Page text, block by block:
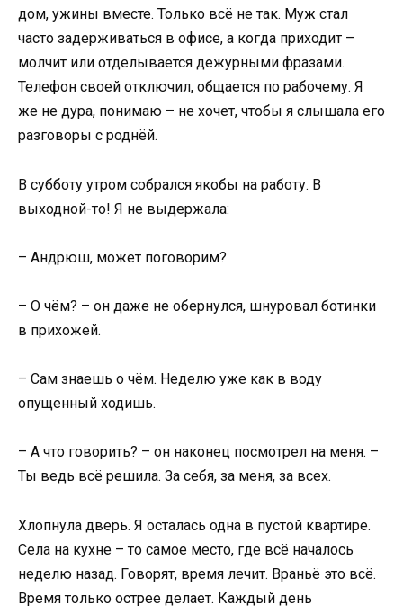
дом, ужины вместе. Только всё не так. Муж стал
часто задерживаться в офисе, а когда приходит –
молчит или отделывается дежурными фразами.
Телефон своей отключил, общается по рабочему. Я
же не дура, понимаю – не хочет, чтобы я слышала его
разговоры с роднёй.
В субботу утром собрался якобы на работу. В
выходной-то! Я не выдержала:
– Андрюш, может поговорим?
– О чём? – он даже не обернулся, шнуровал ботинки
в прихожей.
– Сам знаешь о чём. Неделю уже как в воду
опущенный ходишь.
– А что говорить? – он наконец посмотрел на меня. –
Ты ведь всё решила. За себя, за меня, за всех.
Хлопнула дверь. Я осталась одна в пустой квартире.
Села на кухне – то самое место, где всё началось
неделю назад. Говорят, время лечит. Враньё это всё.
Время только острее делает. Каждый день